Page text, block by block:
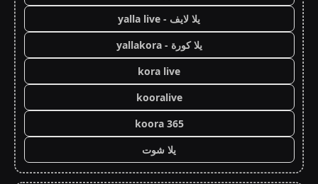
يلا لايف - yalla live
يلا كورة - yallakora
kora live
kooralive
koora 365
يلا شوت